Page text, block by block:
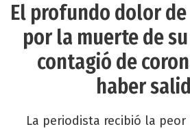
El profundo dolor de
por la muerte de
contagió de
haber
La periodista recibió la